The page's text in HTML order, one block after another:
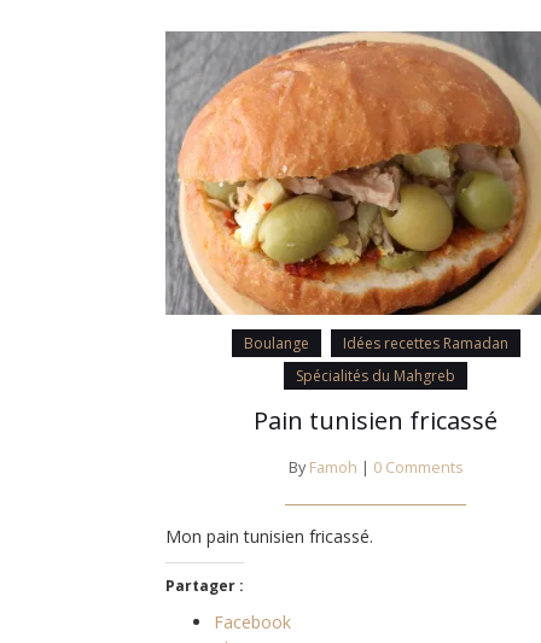
Boulange
Idées recettes Ramadan
Spécialités du Mahgreb
Pain tunisien fricassé
By Famoh | 0 Comments
Mon pain tunisien fricassé.
Partager :
Facebook